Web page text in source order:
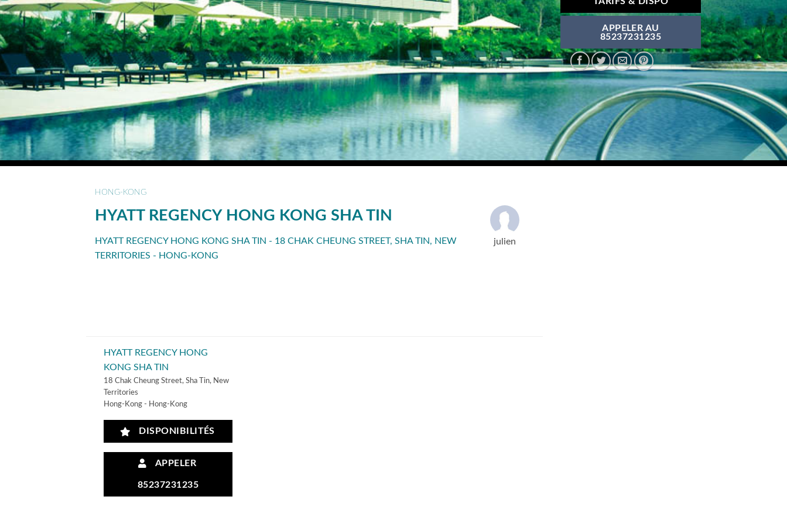
HONG-KONG
HYATT REGENCY HONG KONG SHA TIN
HYATT REGENCY HONG KONG SHA TIN - 18 CHAK CHEUNG STREET, SHA TIN, NEW
TERRITORIES - HONG-KONG
julien
HYATT REGENCY HONG
KONG SHA TIN
18 Chak Cheung Street, Sha Tin, New
Territories
Hong-Kong - Hong-Kong
DISPONIBILITÉS
APPELER
85237231235
APPELER AU
85237231235